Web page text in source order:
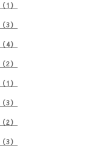
1）
3）
4）
2）
1）
3）
2）
3）